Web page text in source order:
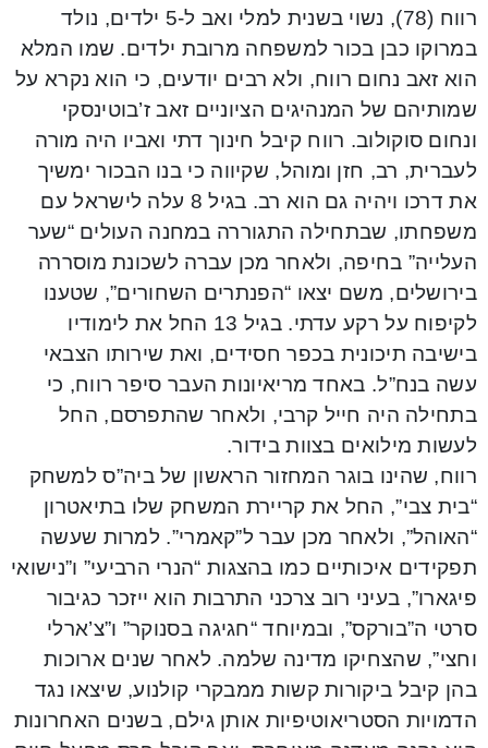
רווח (78), נשוי בשנית למלי ואב ל-5 ילדים, נולד
במרוקו כבן בכור למשפחה מרובת ילדים. שמו המלא
הוא זאב נחום רווח, ולא רבים יודעים, כי הוא נקרא על
שמותיהם של המנהיגים הציוניים זאב ז’בוטינסקי
ונחום סוקולוב. רווח קיבל חינוך דתי ואביו היה מורה
לעברית, רב, חזן ומוהל, שקיווה כי בנו הבכור ימשיך
את דרכו ויהיה גם הוא רב. בגיל 8 עלה לישראל עם
משפחתו, שבתחילה התגוררה במחנה העולים “שער
העלייה” בחיפה, ולאחר מכן עברה לשכונת מוסררה
בירושלים, משם יצאו “הפנתרים השחורים”, שטענו
לקיפוח על רקע עדתי. בגיל 13 החל את לימודיו
בישיבה תיכונית בכפר חסידים, ואת שירותו הצבאי
עשה בנח”ל. באחד מריאיונות העבר סיפר רווח, כי
בתחילה היה חייל קרבי, ולאחר שהתפרסם, החל
לעשות מילואים בצוות בידור.
רווח, שהינו בוגר המחזור הראשון של ביה”ס למשחק
“בית צבי”, החל את קריירת המשחק שלו בתיאטרון
“האוהל”, ולאחר מכן עבר ל”קאמרי”. למרות שעשה
תפקידים איכותיים כמו בהצגות “הנרי הרביעי” ו”נישואי
פיגארו”, בעיני רוב צרכני התרבות הוא ייזכר כגיבור
סרטי ה”בורקס”, ובמיוחד “חגיגה בסנוקר” ו”צ’ארלי
וחצי”, שהצחיקו מדינה שלמה. לאחר שנים ארוכות
בהן קיבל ביקורות קשות ממבקרי קולנוע, שיצאו נגד
הדמויות הסטריאוטיפיות אותן גילם, בשנים האחרונות